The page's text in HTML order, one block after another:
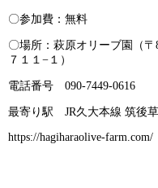
〇参加費：無料
〇場所：萩原オリーブ園（
７１１−１）
電話番号 090-7449-0616
最寄り駅 JR久大本線 筑後
https://hagiharaolive-farm.com/